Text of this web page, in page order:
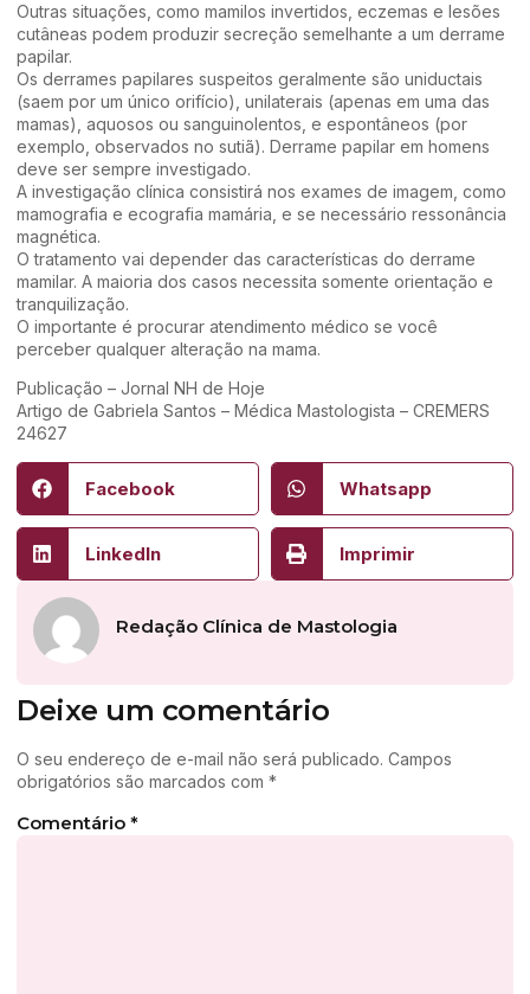
Outras situações, como mamilos invertidos, eczemas e lesões
cutâneas podem produzir secreção semelhante a um derrame
papilar.
Os derrames papilares suspeitos geralmente são uniductais
(saem por um único orifício), unilaterais (apenas em uma das
mamas), aquosos ou sanguinolentos, e espontâneos (por
exemplo, observados no sutiã). Derrame papilar em homens
deve ser sempre investigado.
A investigação clínica consistirá nos exames de imagem, como
mamografia e ecografia mamária, e se necessário ressonância
magnética.
O tratamento vai depender das características do derrame
mamilar. A maioria dos casos necessita somente orientação e
tranquilização.
O importante é procurar atendimento médico se você
perceber qualquer alteração na mama.
Publicação – Jornal NH de Hoje
Artigo de Gabriela Santos – Médica Mastologista – CREMERS
24627
Facebook Whatsapp
LinkedIn Imprimir
Redação Clínica de Mastologia
Deixe um comentário
O seu endereço de e-mail não será publicado. Campos
obrigatórios são marcados com *
Comentário *